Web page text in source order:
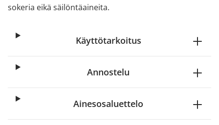
sokeria eikä säilöntäaineita.
Käyttötarkoitus
Annostelu
Ainesosaluettelo